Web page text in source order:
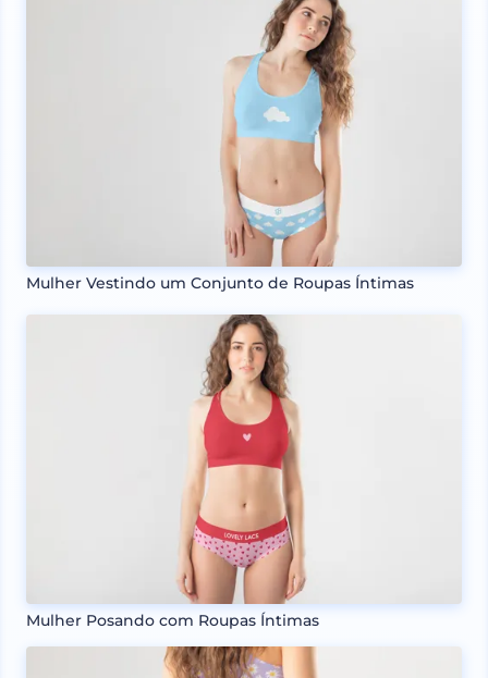
Mulher Vestindo um Conjunto de Roupas Íntimas
Mulher Posando com Roupas Íntimas